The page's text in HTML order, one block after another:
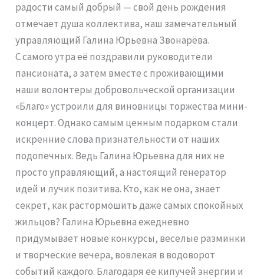
радости самый добрый — свой день рождения
отмечает душа коллектива, наш замечательный
управляющий Галина Юрьевна Звонарёва.
С самого утра её поздравили руководители
пансионата, а затем вместе с проживающими
наши волонтеры добровольческой организации
«Благо» устроили для виновницы торжества мини-
концерт. Однако самым ценным подарком стали
искренние слова признательности от наших
подопечных. Ведь Галина Юрьевна для них не
просто управляющий, а настоящий генератор
идей и лучик позитива. Кто, как не она, знает
секрет, как растормошить даже самых спокойных
жильцов? Галина Юрьевна ежедневно
придумывает новые конкурсы, веселые разминки
и творческие вечера, вовлекая в водоворот
событий каждого. Благодаря ее кипучей энергии и